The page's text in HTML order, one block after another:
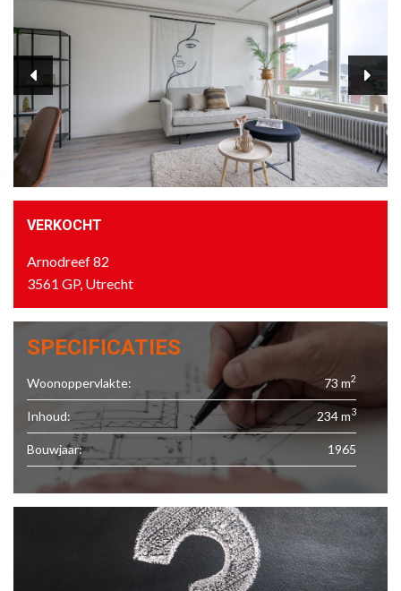
VERKOCHT
Arnodreef 82
3561 GP, Utrecht
SPECIFICATIES
Woonoppervlakte: 73 m2
Inhoud: 234 m3
Bouwjaar: 1965